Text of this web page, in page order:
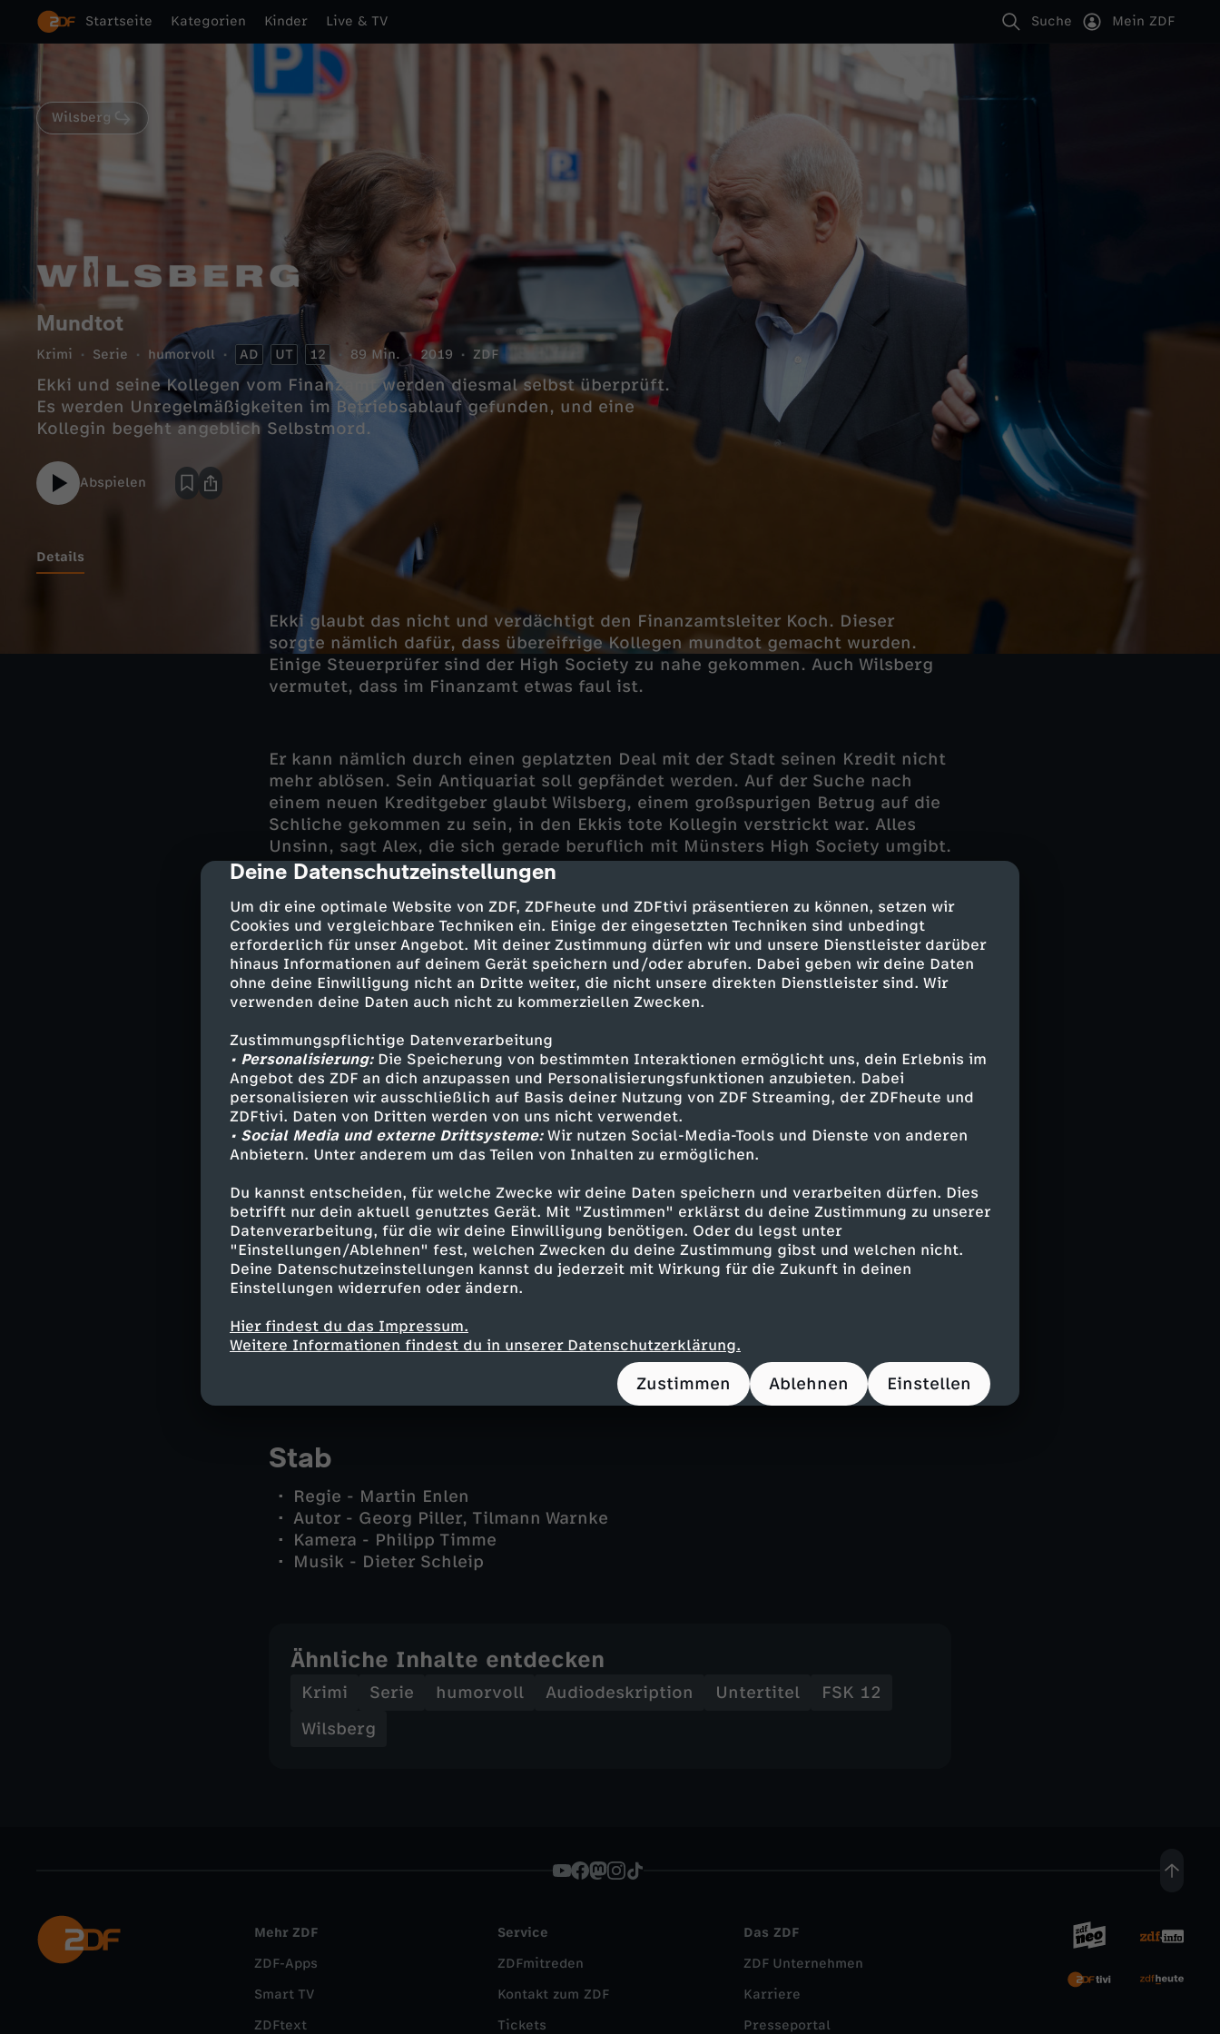
cmp-dialog-description
Deine Datenschutzeinstellungen
Um dir eine optimale Website von ZDF, ZDFheute und ZDFtivi präsentieren zu können, setzen wir
Cookies und vergleichbare Techniken ein. Einige der eingesetzten Techniken sind unbedingt
erforderlich für unser Angebot. Mit deiner Zustimmung dürfen wir und unsere Dienstleister darüber
hinaus Informationen auf deinem Gerät speichern und/oder abrufen. Dabei geben wir deine Daten
ohne deine Einwilligung nicht an Dritte weiter, die nicht unsere direkten Dienstleister sind. Wir
verwenden deine Daten auch nicht zu kommerziellen Zwecken.
Zustimmungspflichtige Datenverarbeitung
• Personalisierung:Die Speicherung von bestimmten Interaktionen ermöglicht uns, dein Erlebnis im
Angebot des ZDF an dich anzupassen und Personalisierungsfunktionen anzubieten. Dabei
personalisieren wir ausschließlich auf Basis deiner Nutzung von ZDF Streaming, der ZDFheute und
ZDFtivi. Daten von Dritten werden von uns nicht verwendet.
• Social Media und externe Drittsysteme:Wir nutzen Social-Media-Tools und Dienste von anderen
Anbietern. Unter anderem um das Teilen von Inhalten zu ermöglichen.
Du kannst entscheiden, für welche Zwecke wir deine Daten speichern und verarbeiten dürfen. Dies
betrifft nur dein aktuell genutztes Gerät. Mit "Zustimmen" erklärst du deine Zustimmung zu unserer
Datenverarbeitung, für die wir deine Einwilligung benötigen. Oder du legst unter
"Einstellungen/Ablehnen" fest, welchen Zwecken du deine Zustimmung gibst und welchen nicht.
Deine Datenschutzeinstellungen kannst du jederzeit mit Wirkung für die Zukunft in deinen
Einstellungen widerrufen oder ändern.
Hier findest du das Impressum.
Weitere Informationen findest du in unserer Datenschutzerklärung.
Zustimmen Ablehnen Einstellen
Startseite Kategorien Kinder Live & TV Suche Mein ZDF
Wilsberg
Mundtot
Krimi Serie humorvoll AD UT 12 89 Min. 2019 ZDF
Ekki und seine Kollegen vom Finanzamt werden diesmal selbst überprüft.
Es werden Unregelmäßigkeiten im Betriebsablauf gefunden, und eine
Kollegin begeht angeblich Selbstmord.
Abspielen
Details
Ekki glaubt das nicht und verdächtigt den Finanzamtsleiter Koch. Dieser
sorgte nämlich dafür, dass übereifrige Kollegen mundtot gemacht wurden.
Einige Steuerprüfer sind der High Society zu nahe gekommen. Auch Wilsberg
vermutet, dass im Finanzamt etwas faul ist.
Er kann nämlich durch einen geplatzten Deal mit der Stadt seinen Kredit nicht
mehr ablösen. Sein Antiquariat soll gepfändet werden. Auf der Suche nach
einem neuen Kreditgeber glaubt Wilsberg, einem großspurigen Betrug auf die
Schliche gekommen zu sein, in den Ekkis tote Kollegin verstrickt war. Alles
Unsinn, sagt Alex, die sich gerade beruflich mit Münsters High Society umgibt.
Aber was wollte der Täter vertuschen? Und was hat eine vermisste Steuerakte
mit dem Mord zu tun? Das Netz der Intrigen verdichtet sich - Wilsberg stößt
auf dubiose private Mäzene der Stadt Münster, Steuerbetrug und faule Kredite
in Millionenhöhe. Und alles scheint mit dem Tod der jungen Finanzbeamtin zu
tun zu haben.
Besetzung
Georg Wilsberg - Leonard Lansink
Ekki Talkötter - Oliver Korittke
Kommissarin Springer - Rita Russek
Alex - Ina Paule Klink
Overbeck - Roland Jankowsky
Christa Sieland - Kirsten Block
Oberfinanzdirektor Müntemeyer - Rainer Bock
Finanzamtsleiter Koch - Udo Schenk
Bankdirektor Passlick - Hubertus Hartmann
Bankier Schierling - Rainer Will
Amtsärztin - Leslie Malton
Stab
Regie - Martin Enlen
Autor - Georg Piller, Tilmann Warnke
Kamera - Philipp Timme
Musik - Dieter Schleip
Ähnliche Inhalte entdecken
Krimi Serie humorvoll Audiodeskription Untertitel
FSK 12
Wilsberg
Mehr ZDF
ZDF-Apps
Smart TV
ZDFtext
Service
ZDFmitreden
Kontakt zum ZDF
Tickets
Das ZDF
ZDF Unternehmen
Karriere
Presseportal